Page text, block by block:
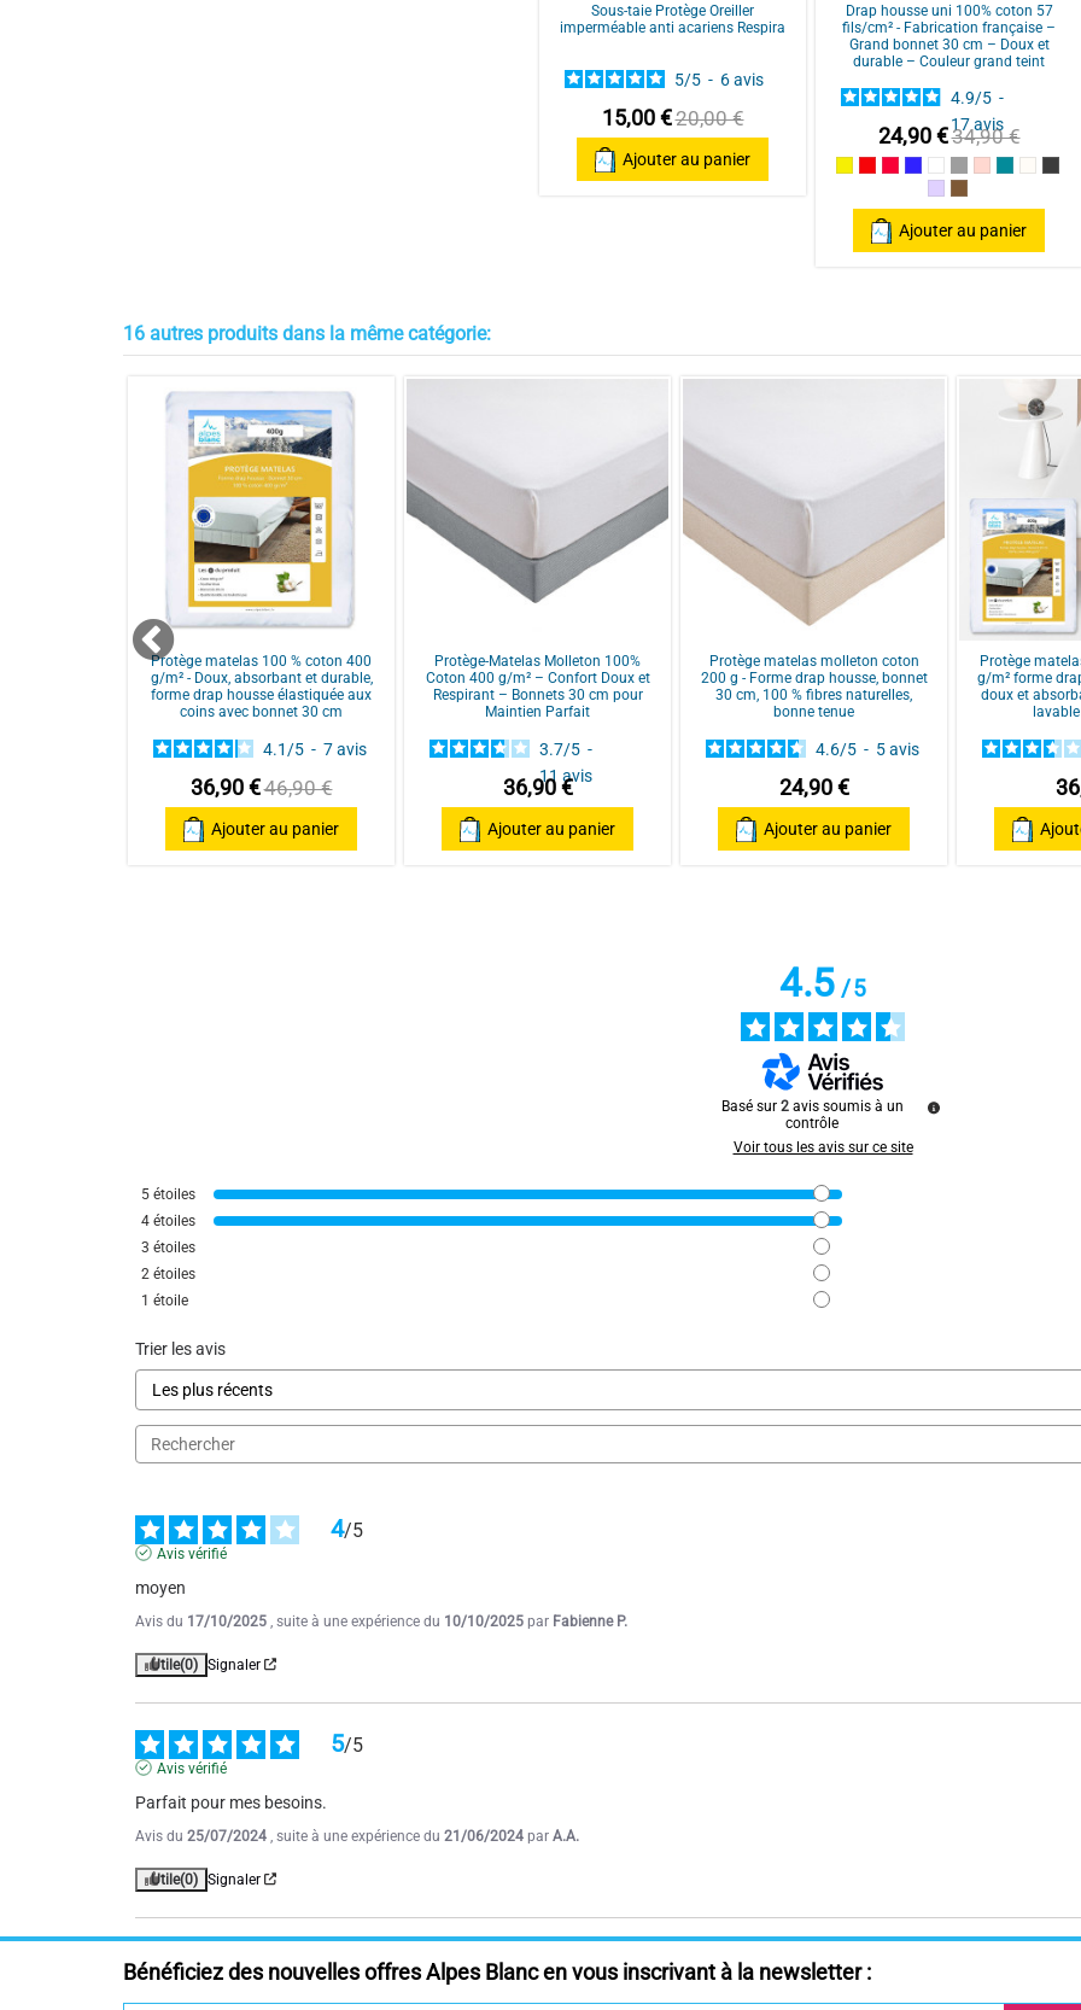
Utile(0) Signaler
5
Avis vérifié
Parfait pour mes besoins.
25/07/2024 , suite à une expérience du 21/06/2024 par
(0) Signaler
Sous-taie Protège Oreiller
imperméable anti acariens Respira
5/5 - 6avis
15,00 €20,00 €
Ajouter au panier
Drap housse uni 100% coton 57
fils/cm² - Fabrication française –
Grand bonnet 30 cm – Doux et
durable – Couleur grand teint
4.9/5 -
17avis
24,90 €34,90 €
JauneRouge / Red
Framboise / Fuschia
Marine
BlancGris souris
Rose poudré
BleuNaturel
Gris
ParmeCannelle
Ajouter au panier
16 autres produits dans la même catégorie:
Protège matelas 100 % coton 400
g/m² - Doux, absorbant et durable,
forme drap housse élastiquée aux
coins avec bonnet 30 cm
4.1 /5 - 7avis
36,90 €46,90 €
Ajouter au panier
Protège-Matelas Molleton 100%
Coton 400 g/m² – Confort Doux et
Respirant – Bonnets 30 cm pour
Maintien Parfait
3.7/5 -
11 avis
36,90 €
Ajouter au panier
Protège matelas molleton coton
200 g - Forme drap housse, bonnet
30 cm, 100 % fibres naturelles,
bonne tenue
4.6/5 - 5avis
24,90 €
Ajouter au panier
Protège
g/m² forme
doux et
4.5/5
Basé sur 2 avis soumis à un
contrôle
Voir tous les avis sur ce site
5 étoiles
4 étoiles
3 étoiles
2 étoiles
1 étoile
Trier les avis
4/5
Avis vérifié
moyen
Avis du 17/10/2025 , suite à une expérience du 10/10/2025 par Fabienne P.
Utile(0) Signaler
5/5
Avis vérifié
Parfait pour mes besoins.
Avis du 25/07/2024 , suite à une expérience du 21/06/2024 par A.A.
Utile(0) Signaler
Bénéficiez des nouvelles offres Alpes Blanc en vous inscrivant à la newsletter :